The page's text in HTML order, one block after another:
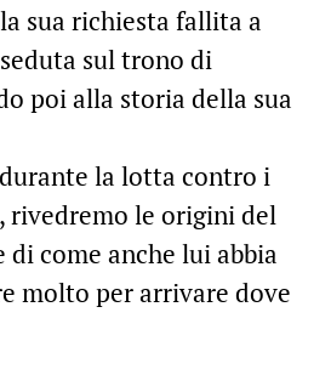
sua richiesta fallita a
sul trono di
poi alla storia della sua
la lotta contro i
rivedremo le origini del
di come anche lui abbia
molto per arrivare dove